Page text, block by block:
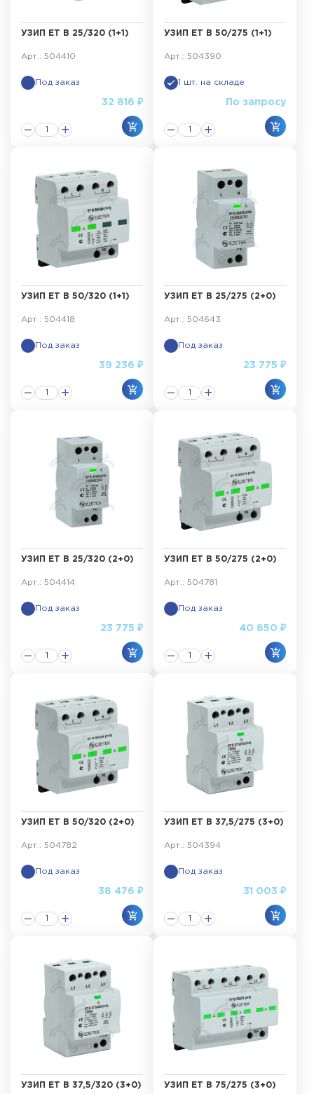
УЗИП ET B 25/320 (1+1)
Арт.: 504410
Под заказ
32 816 ₽
УЗИП ET B 50/275 (1+1)
Арт.: 504390
1 шт. на складе
По запросу
УЗИП ET B 50/320 (1+1)
Арт.: 504418
Под заказ
39 236 ₽
УЗИП ET B 25/275 (2+0)
Арт.: 504643
Под заказ
23 775 ₽
УЗИП ET B 25/320 (2+0)
Арт.: 504414
Под заказ
23 775 ₽
УЗИП ET B 50/275 (2+0)
Арт.: 504781
Под заказ
40 850 ₽
УЗИП ET B 50/320 (2+0)
Арт.: 504782
Под заказ
38 476 ₽
УЗИП ET B 37,5/275 (3+0)
Арт.: 504394
Под заказ
31 003 ₽
УЗИП ET B 37,5/320 (3+0) УЗИП ET B 75/275 (3+0)